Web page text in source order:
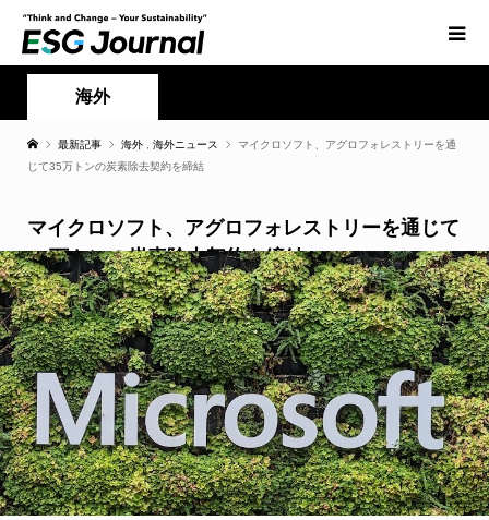
海外
最新記事 海外 海外ニュース
マイクロソフト、アグロフォレストリーを通
じて35万トンの炭素除去契約を締結
マイクロソフト、アグロフォレストリーを通じて
35万トンの炭素除去契約を締結